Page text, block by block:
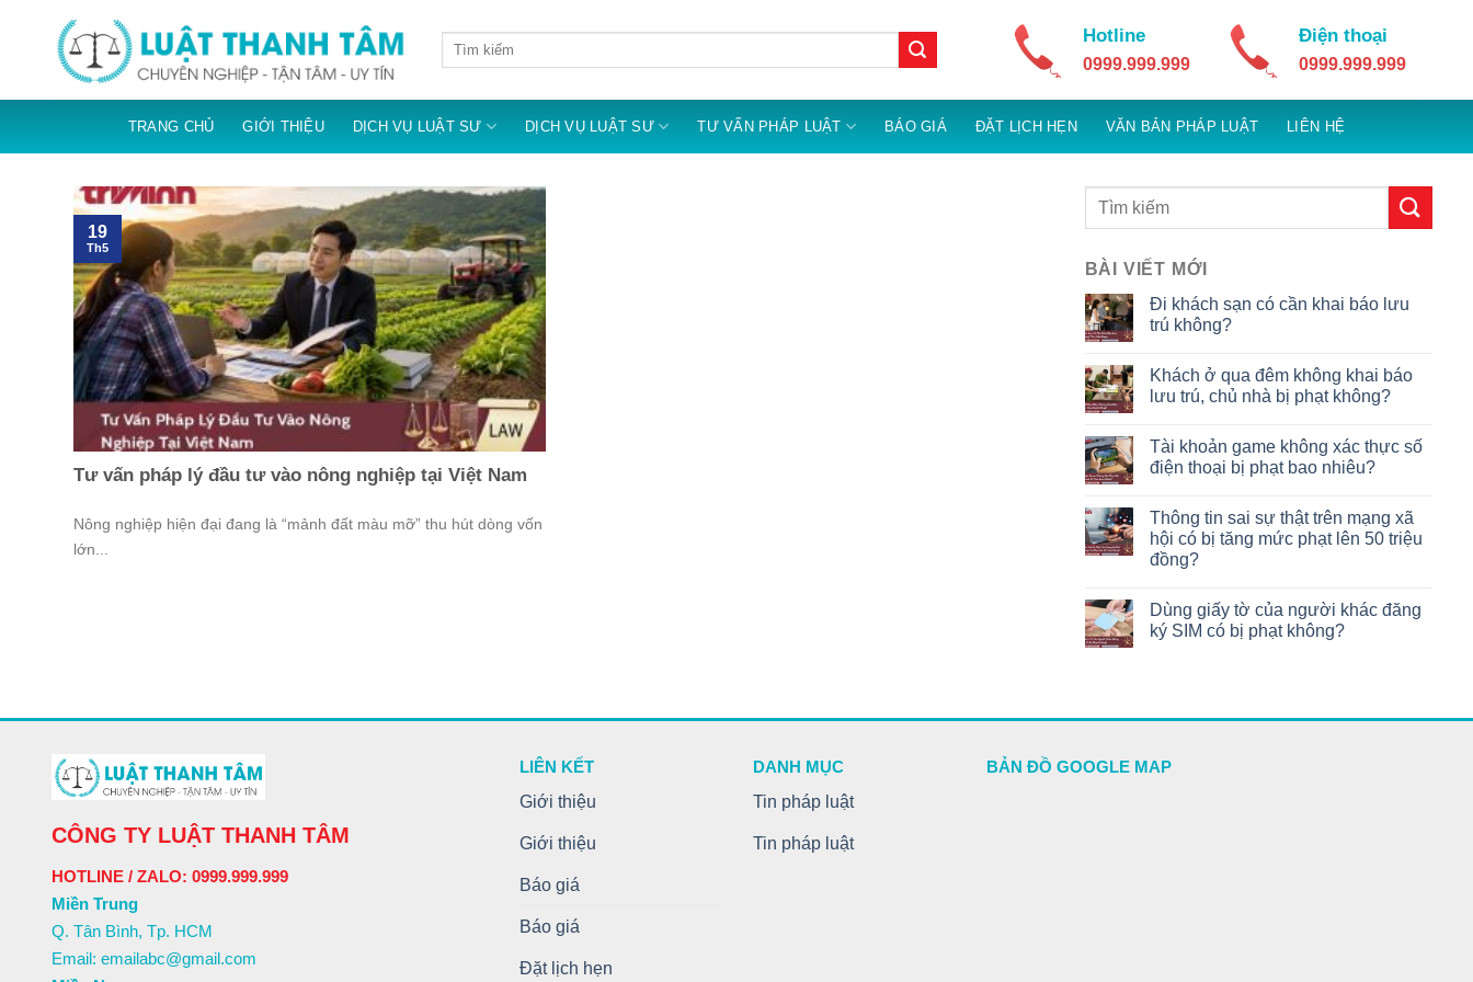
Hotline
0999.999.999
Điện thoại
0999.999.999
TRANG CHỦ GIỚI THIỆU DỊCH VỤ LUẬT SƯ DỊCH VỤ LUẬT SƯ TƯ VẤN PHÁP LUẬT BÁO GIÁ ĐẶT LỊCH HẸN VĂN BẢN PHÁP LUẬT LIÊN HỆ
Tư vấn pháp lý đầu tư vào nông nghiệp tại Việt Nam
Nông nghiệp hiện đại đang là “mảnh đất màu mỡ” thu hút dòng vốn
lớn...
19
Th5
BÀI VIẾT MỚI
Đi khách sạn có cần khai báo lưu
trú không?
Khách ở qua đêm không khai báo
lưu trú, chủ nhà bị phạt không?
Tài khoản game không xác thực số
điện thoại bị phạt bao nhiêu?
Thông tin sai sự thật trên mạng xã
hội có bị tăng mức phạt lên 50 triệu
đồng?
Dùng giấy tờ của người khác đăng
ký SIM có bị phạt không?
CÔNG TY LUẬT THANH TÂM
HOTLINE / ZALO: 0999.999.999
Miền Trung
Q. Tân Bình, Tp. HCM
Email: emailabc@gmail.com
LIÊN KẾT
Giới thiệu
Giới thiệu
Báo giá
Báo giá
Đặt lịch hẹn
DANH MỤC
Tin pháp luật
Tin pháp luật
BẢN ĐỒ GOOGLE MAP